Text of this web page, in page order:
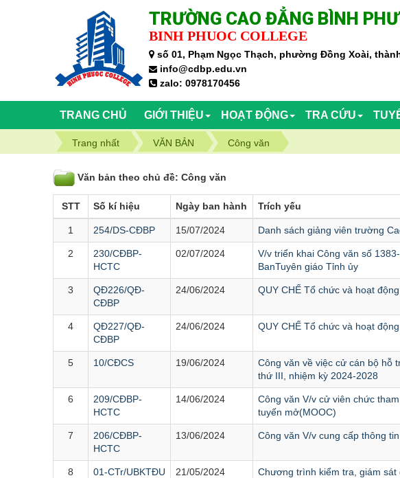
TRƯỜNG CAO ĐẲNG BÌNH
BINH PHUOC COLLEGE
số 01, Phạm Ngọc Thạch, phường Đồng Xoài,
info@cdbp.edu.vn
zalo: 0978170456
TRANG CHỦ GIỚI THIỆU HOẠT ĐỘNG TRA CỨU
Trang nhất VĂN BẢN Công văn
Văn bản theo chủ đề: Công văn
STT Số kí hiệu Ngày ban hành Trích yếu
1 254/DS-CĐBP 15/07/2024 Danh sách giảng viên trường
2
230/CĐBP-
HCTC
02/07/2024
V/v triển khai Công văn số
BanTuyên giáo Tỉnh ủy
3
QĐ226/QĐ-
CĐBP
24/06/2024 QUY CHẾ Tổ chức và hoạt
4
QĐ227/QĐ-
CĐBP
24/06/2024 QUY CHẾ Tổ chức và hoạt
5 10/CĐCS 19/06/2024
Công văn về việc cử cán bộ hỗ
thứ III, nhiệm kỳ 2024-2028
6
209/CĐBP-
HCTC
14/06/2024
Công văn V/v cử viên chức
tuyến mở(MOOC)
7
206/CĐBP-
HCTC
13/06/2024 Công văn V/v cung cấp thông
8 01-CTr/UBKTĐU 21/05/2024
Chương trình kiểm tra, giám